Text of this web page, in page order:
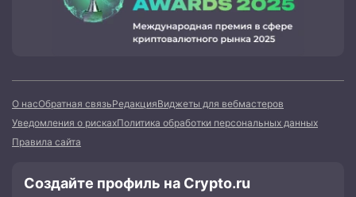
О насОбратная связьРедакцияВиджеты для вебмастеров
Уведомления о рискахПолитика обработки персональных данных
Правила сайта
Создайте профиль на Crypto.ru